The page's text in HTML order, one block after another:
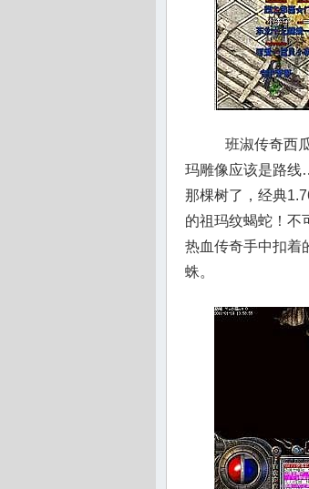
班淑传奇西
玛雕像应该是路线
那棵树了，经典
的祖玛纹蝎蛇！不
热血传奇手中扣着
蛛。